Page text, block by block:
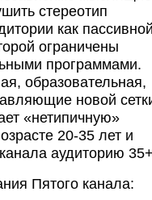
стереотип
как
ограничены
программами.
образовательная,
новой
«нетипичную»
20-35 лет и
аудиторию
Пятого канала: